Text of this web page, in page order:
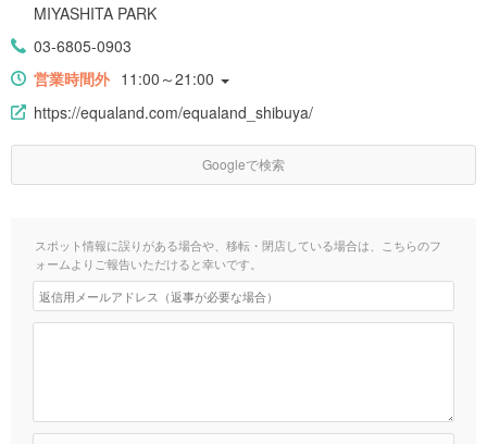
MIYASHITA PARK
03-6805-0903
営業時間外 11:00～21:00
https://equaland.com/equaland_shibuya/
Googleで検索
スポット情報に誤りがある場合や、移転・閉店している場合は、こちらのフ
ォームよりご報告いただけると幸いです。